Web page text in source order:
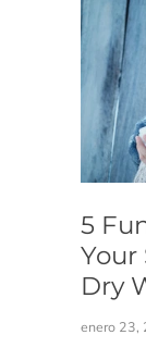
5
Your
Dry
enero 23,